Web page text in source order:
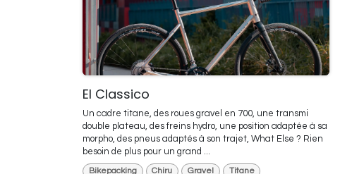
El Classico
Un cadre titane, des roues gravel en 700, une transmi
double plateau, des freins hydro, une position adaptée à sa
morpho, des pneus adaptés à son trajet, What Else ? Rien
besoin de plus pour un grand ...
Bikepacking Chiru Gravel Titane